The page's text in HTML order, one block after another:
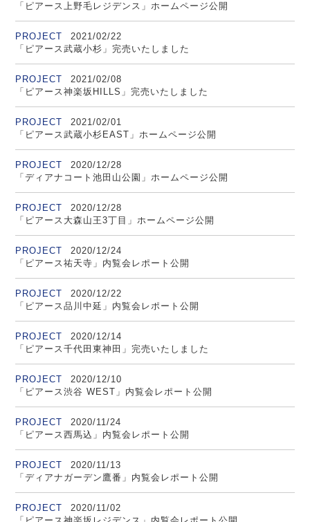
「ピアース上野毛レジデンス」ホームページ公開
PROJECT
2021/02/22
「ピアース武蔵小杉」完売いたしました
PROJECT
2021/02/08
「ピアース神楽坂HILLS」完売いたしました
PROJECT
2021/02/01
「ピアース武蔵小杉EAST」ホームページ公開
PROJECT
2020/12/28
「ディアナコート池田山公園」ホームページ公開
PROJECT
2020/12/28
「ピアース大森山王3丁目」ホームページ公開
PROJECT
2020/12/24
「ピアース祐天寺」内覧会レポート公開
PROJECT
2020/12/22
「ピアース品川中延」内覧会レポート公開
PROJECT
2020/12/14
「ピアース千代田東神田」完売いたしました
PROJECT
2020/12/10
「ピアース渋谷 WEST」内覧会レポート公開
PROJECT
2020/11/24
「ピアース西馬込」内覧会レポート公開
PROJECT
2020/11/13
「ディアナガーデン鷹番」内覧会レポート公開
PROJECT
2020/11/02